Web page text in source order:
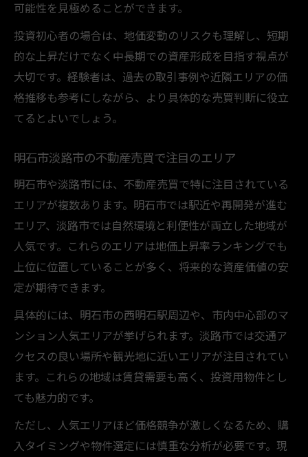
可能性を見極めることができます。
投資初心者の場合は、地価変動のリスクも理解し、短期
的な上昇だけでなく中長期での資産形成を目指す視点が
大切です。経験者は、過去の取引事例や近隣エリアの価
格推移も参考にしながら、より具体的な売買判断に役立
てるとよいでしょう。
明石市淡路市の不動産売買で注目のエリア
明石市や淡路市には、不動産売買で特に注目されている
エリアが複数あります。明石市では駅近や再開発が進む
エリア、淡路市では自然環境と利便性が両立した地域が
人気です。これらのエリアは地価上昇率ランキングでも
上位に位置していることが多く、将来的な資産価値の安
定が期待できます。
具体的には、明石市の西明石駅周辺や、市内中心部のマ
ンション人気エリアが挙げられます。淡路市では交通ア
クセスの良い場所や観光地に近いエリアが注目されてい
ます。これらの地域は賃貸需要も高く、投資用物件とし
ても魅力的です。
ただし、人気エリアほど価格競争が激しくなるため、購
入タイミングや物件選定には慎重な分析が必要です。現